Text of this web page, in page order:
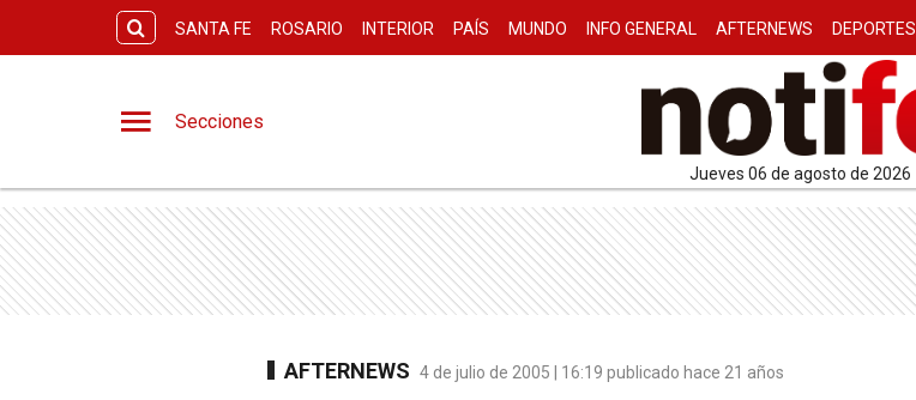
SANTA FE ROSARIO INTERIOR PAÍS MUNDO INFO GENERAL AFTERNEWS DEPORTES
Secciones
jueves 06 de agosto de 2026
AFTERNEWS 4 de julio de 2005 | 16:19 publicado hace 21 años